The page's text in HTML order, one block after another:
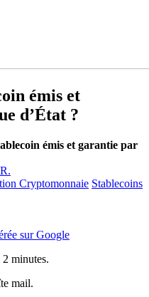
émis et
d’État ?
émis et garantie par
Cryptomonnaie Stablecoins
sur Google
2 minutes.
mail.